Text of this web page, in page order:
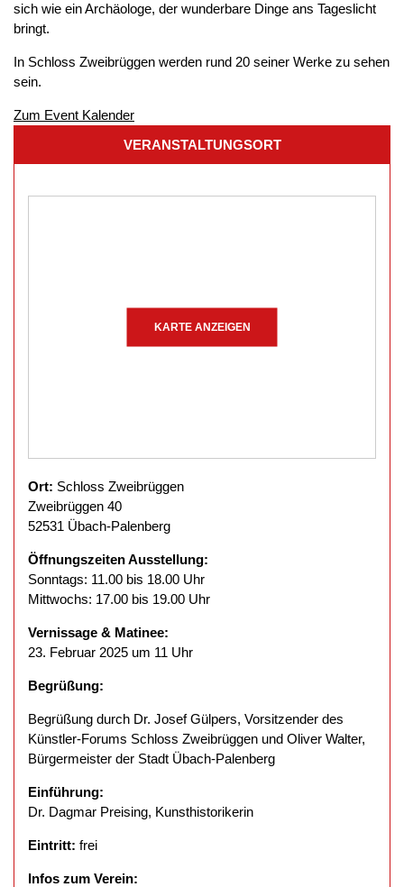
sich wie ein Archäologe, der wunderbare Dinge ans Tageslicht
bringt.
In Schloss Zweibrüggen werden rund 20 seiner Werke zu sehen
sein.
Zum Event Kalender
VERANSTALTUNGSORT
KARTE ANZEIGEN
Ort: Schloss Zweibrüggen
Zweibrüggen 40
52531 Übach-Palenberg
Öffnungszeiten Ausstellung:
Sonntags: 11.00 bis 18.00 Uhr
Mittwochs: 17.00 bis 19.00 Uhr
Vernissage & Matinee:
23. Februar 2025 um 11 Uhr
Begrüßung:
Begrüßung durch Dr. Josef Gülpers, Vorsitzender des
Künstler-Forums Schloss Zweibrüggen und Oliver Walter,
Bürgermeister der Stadt Übach-Palenberg
Einführung:
Dr. Dagmar Preising, Kunsthistorikerin
Eintritt: frei
Infos zum Verein: